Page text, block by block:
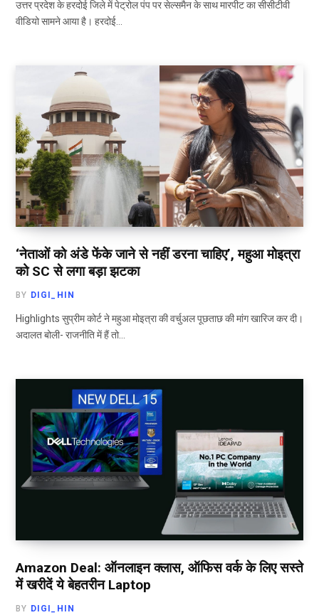
उत्तर प्रदेश के हरदोई जिले में पेट्रोल पंप पर सेल्समैन के साथ मारपीट का सीसीटीवी
वीडियो सामने आया है। हरदोई…
‘नेताओं को अंडे फेंके जाने से नहीं डरना चाहिए’, महुआ मोइत्रा
को SC से लगा बड़ा झटका
BY DIGI_HIN
Highlights सुप्रीम कोर्ट ने महुआ मोइत्रा की वर्चुअल पूछताछ की मांग खारिज कर दी।
अदालत बोली- राजनीति में हैं तो…
Amazon Deal: ऑनलाइन क्लास, ऑफिस वर्क के लिए सस्ते
में खरीदें ये बेहतरीन Laptop
BY DIGI_HIN